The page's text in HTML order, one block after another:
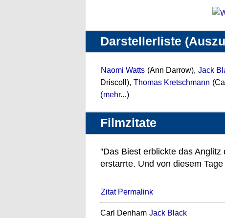
Darstellerliste
Naomi Watts (Ann Darrow), Jack
Driscoll), Thomas Kretschmann
(mehr...)
Filmzitate
"Das Biest erblickte das
erstarrte. Und von diesem
Zitat Permalink
Carl Denham Jack Black